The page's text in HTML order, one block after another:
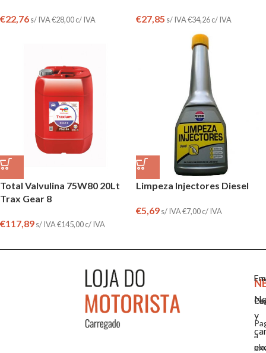
€22,76s/ IVA€28,00c/ IVA €27,85 s/ IVA€34,26c/ IVA
Total Valvulina 75W80 20Lt
Trax Gear 8
€117,89s/ IVA€145,00c/ IVA
Limpeza Injectores Diesel
€5,69s/ IVA€7,00c/ IVA
a
y